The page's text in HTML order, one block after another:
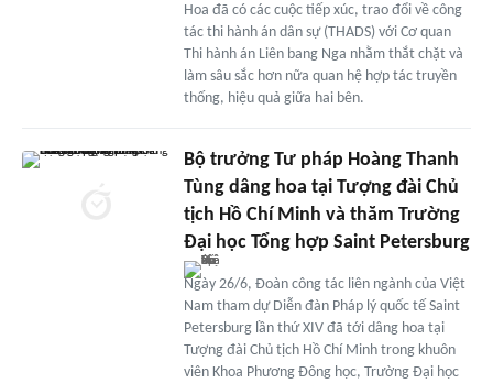
Hoa đã có các cuộc tiếp xúc, trao đổi về công
tác thi hành án dân sự (THADS) với Cơ quan
Thi hành án Liên bang Nga nhằm thắt chặt và
làm sâu sắc hơn nữa quan hệ hợp tác truyền
thống, hiệu quả giữa hai bên.
Bộ trưởng Tư pháp Hoàng Thanh
Tùng dâng hoa tại Tượng đài Chủ
tịch Hồ Chí Minh và thăm Trường
Đại học Tổng hợp Saint Petersburg
Ngày 26/6, Đoàn công tác liên ngành của Việt
Nam tham dự Diễn đàn Pháp lý quốc tế Saint
Petersburg lần thứ XIV đã tới dâng hoa tại
Tượng đài Chủ tịch Hồ Chí Minh trong khuôn
viên Khoa Phương Đông học, Trường Đại học